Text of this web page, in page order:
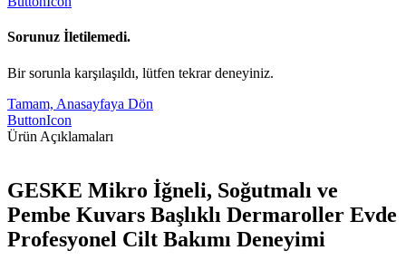
Sorunuz İletilemedi.
Bir sorunla karşılaşıldı, lütfen tekrar deneyiniz.
Tamam, Anasayfaya Dön
ButtonIcon
Ürün Açıklamaları
GESKE Mikro İğneli, Soğutmalı ve
Pembe Kuvars Başlıklı Dermaroller Evde
Profesyonel Cilt Bakımı Deneyimi